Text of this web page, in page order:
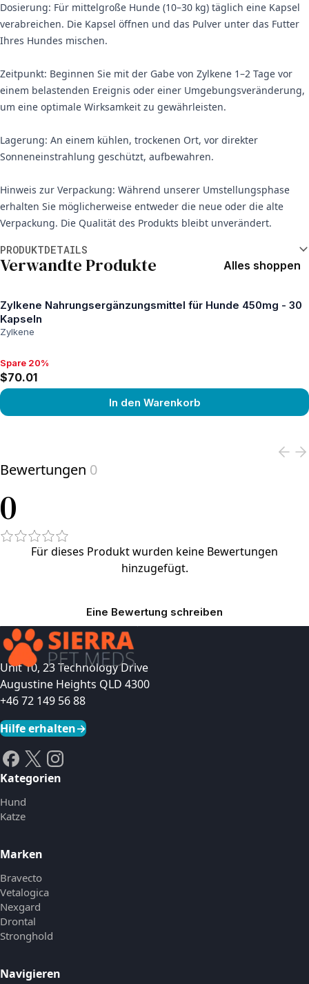
Dosierung: Für mittelgroße Hunde (10–30 kg) täglich eine Kapsel
verabreichen. Die Kapsel öffnen und das Pulver unter das Futter
Ihres Hundes mischen.
Zeitpunkt: Beginnen Sie mit der Gabe von Zylkene 1–2 Tage vor
einem belastenden Ereignis oder einer Umgebungsveränderung,
um eine optimale Wirksamkeit zu gewährleisten.
Lagerung: An einem kühlen, trockenen Ort, vor direkter
Sonneneinstrahlung geschützt, aufbewahren.
Hinweis zur Verpackung: Während unserer Umstellungsphase
erhalten Sie möglicherweise entweder die neue oder die alte
Verpackung. Die Qualität des Produkts bleibt unverändert.
PRODUKTDETAILS
Verwandte Produkte Alles shoppen
Zylkene Nahrungsergänzungsmittel für Hunde 450mg - 30
Kapseln
Zylkene
Spare 20%, $70.01
Spare 20%
$70.01
In den Warenkorb
Bewertungen 0
0
Für dieses Produkt wurden keine Bewertungen
hinzugefügt.
Eine Bewertung schreiben
Unit 10, 23 Technology Drive
Augustine Heights QLD 4300
+46 72 149 56 88
Hilfe erhalten→
Kategorien
Hund
Katze
Marken
Bravecto
Vetalogica
Nexgard
Drontal
Stronghold
Navigieren